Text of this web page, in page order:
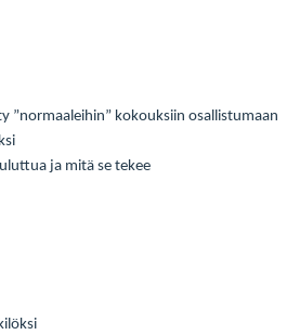
”normaaleihin” kokouksiin osallistumaan
ja mitä se tekee